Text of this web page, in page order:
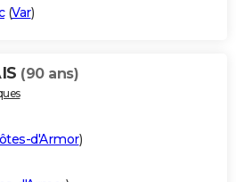
(Var)
(90 ans)
d'Armor)